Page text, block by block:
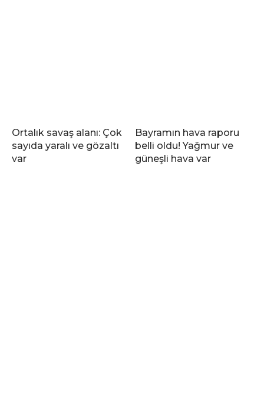
Ortalık savaş alanı: Çok
sayıda yaralı ve gözaltı
var
Bayramın hava raporu
belli oldu! Yağmur ve
güneşli hava var